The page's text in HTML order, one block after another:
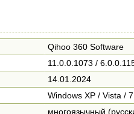
Qihoo 360 Software
11.0.0.1073 /
14.01.2024
Windows XP / Vista /
многоязычный